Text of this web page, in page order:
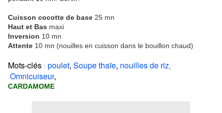
Cuisson cocotte de base 25 mn
Haut et Bas maxi
Inversion 10 mn
Attente 10 mn (nouilles en cuisson dans le bouillon chaud)
Mots-clés : poulet, Soupe thaïe, nouilles de riz
Omnicuiseur,
CARDAMOME